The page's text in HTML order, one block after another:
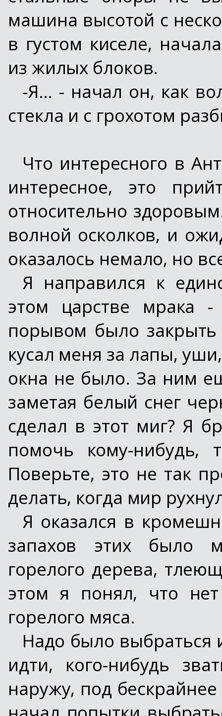
машина высотой с
в густом киселе,
из жилых блоков.
-Я… - начал он, как
стекла и с грохотом
Что интересного в
интересное, это
относительно
волной осколков, и
оказалось немало, но
Я направился к
этом царстве мрака
порывом было закрыть
кусал меня за лапы,
окна не было. За ним
заметая белый снег
сделал в этот миг? Я
помочь кому-нибудь,
Поверьте, это не так
делать, когда мир
Я оказался в
запахов этих было
горелого дерева,
этом я понял, что
горелого мяса.
Надо было выбраться
идти, кого-нибудь
наружу, под